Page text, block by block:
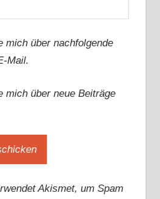
mich über nachfolgende
Mail.
mich über neue Beiträge
Akismet, um Spam